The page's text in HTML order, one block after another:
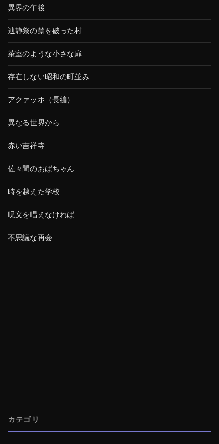
異界の午後
辿静祭の禁を破った村
茶室のような小さな扉
存在しない昭和の町並み
アクァッホ（長編）
異なる世界から
赤い吉祥寺
佐々間のおばちゃん
時を越えた学校
呪文を唱えなければ
不思議な再会
カテゴリ